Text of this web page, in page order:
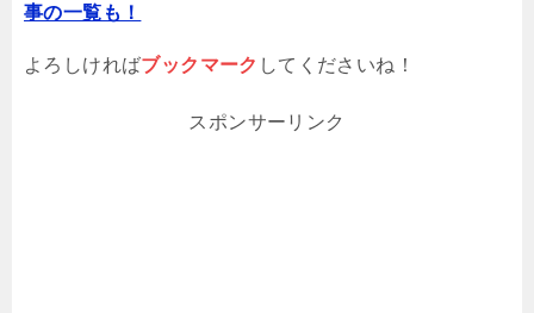
事の一覧も！
よろしければブックマーク してくださいね！
スポンサーリンク